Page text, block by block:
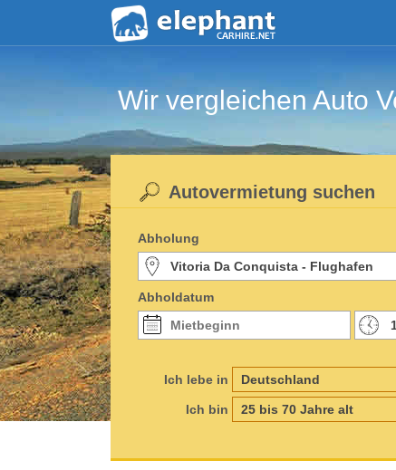
Wir vergleichen Auto
Autovermietung suchen
Abholung
Abholdatum
Ich lebe in
Ich bin